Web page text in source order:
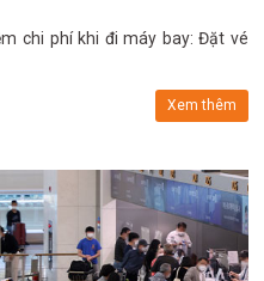
chi phí khi đi máy bay: Đặt vé
Xem thêm